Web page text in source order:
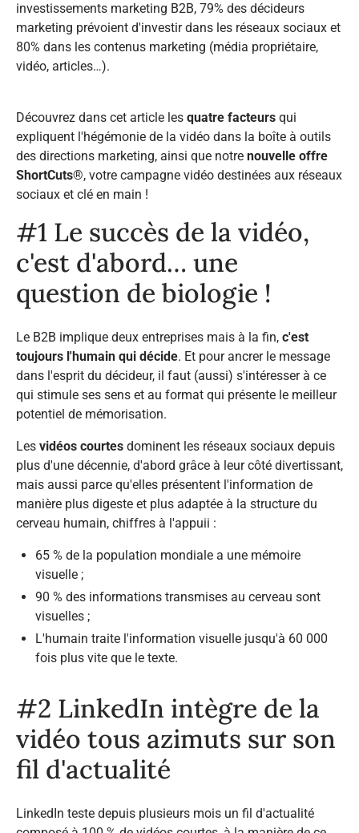
investissements marketing B2B, 79% des décideurs
marketing prévoient d'investir dans les réseaux sociaux et
80% dans les contenus marketing (média propriétaire,
vidéo, articles…).
Découvrez dans cet article les quatre facteurs qui
expliquent l'hégémonie de la vidéo dans la boîte à outils
des directions marketing, ainsi que notre nouvelle offre
ShortCuts®, votre campagne vidéo destinées aux réseaux
sociaux et clé en main !
#1 Le succès de la vidéo,
c'est d'abord… une
question de biologie !
Le B2B implique deux entreprises mais à la fin, c'est
toujours l'humain qui décide. Et pour ancrer le message
dans l'esprit du décideur, il faut (aussi) s'intéresser à ce
qui stimule ses sens et au format qui présente le meilleur
potentiel de mémorisation.
Les vidéos courtes dominent les réseaux sociaux depuis
plus d'une décennie, d'abord grâce à leur côté divertissant,
mais aussi parce qu'elles présentent l'information de
manière plus digeste et plus adaptée à la structure du
cerveau humain, chiffres à l'appuii :
65 % de la population mondiale a une mémoire
visuelle ;
90 % des informations transmises au cerveau sont
visuelles ;
L'humain traite l'information visuelle jusqu'à 60 000
fois plus vite que le texte.
#2 LinkedIn intègre de la
vidéo tous azimuts sur son
fil d'actualité
LinkedIn teste depuis plusieurs mois un fil d'actualité